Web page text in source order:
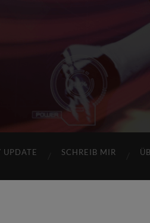
UPDATE SCHREIB MIR